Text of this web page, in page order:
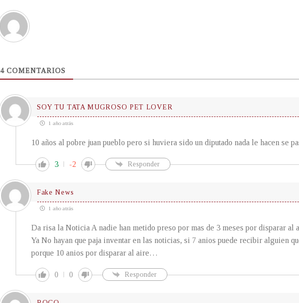
4COMENTARIOS
SOY TU TATA MUGROSO PET LOVER
1 año atrás
10 años al pobre juan pueblo pero si huviera sido un diputado nada le hacen se
3 -2 Responder
Fake News
1 año atrás
Da risa la Noticia A nadie han metido preso por mas de 3 meses por disparar al
Ya No hayan que paja inventar en las noticias, si 7 anios puede recibir alguien
porque 10 anios por disparar al aire…
0 0 Responder